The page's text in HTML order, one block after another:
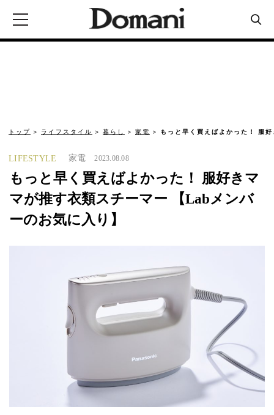
トップ ライフスタイル 暮らし 家電 もっと早く買えばよかった！ 服
LIFESTYLE 家電 2023.08.08
もっと早く買えばよかった！ 服好きマ
マが推す衣類スチーマー 【Labメンバ
ーのお気に入り】